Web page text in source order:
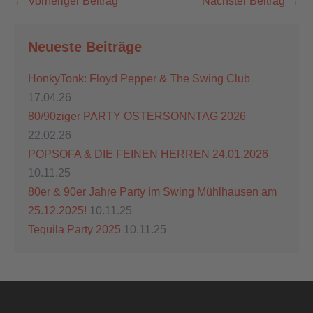
Neueste Beiträge
HonkyTonk: Floyd Pepper & The Swing Club
17.04.26
80/90ziger PARTY OSTERSONNTAG 2026
22.02.26
POPSOFA & DIE FEINEN HERREN 24.01.2026
10.11.25
80er & 90er Jahre Party im Swing Mühlhausen am
25.12.2025! 10.11.25
Tequila Party 2025 10.11.25